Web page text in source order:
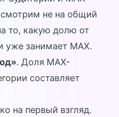
не на общий
то, какую долю от
уже занимает MAX.
. Доля MAX-
составляет
на первый взгляд.